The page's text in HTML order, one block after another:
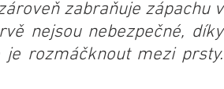
zabraňuje zápachu v
nejsou nebezpečné, díky
rozmáčknout mezi prsty.